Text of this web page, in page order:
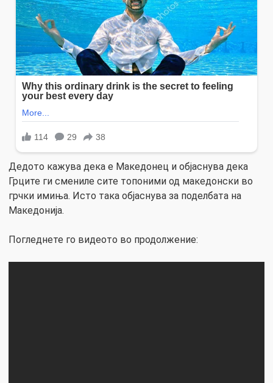
Дедото кажува дека е Македонец и објаснува дека
Грците ги смениле сите топоними од македонски во
грчки имиња. Исто така објаснува за поделбата на
Македонија.
Погледнете го видеото во продолжение: